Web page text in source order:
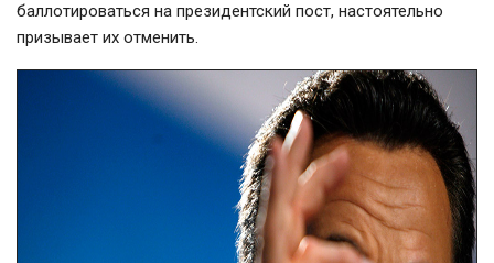
баллотироваться на президентский пост, настоятельно
призывает их отменить.